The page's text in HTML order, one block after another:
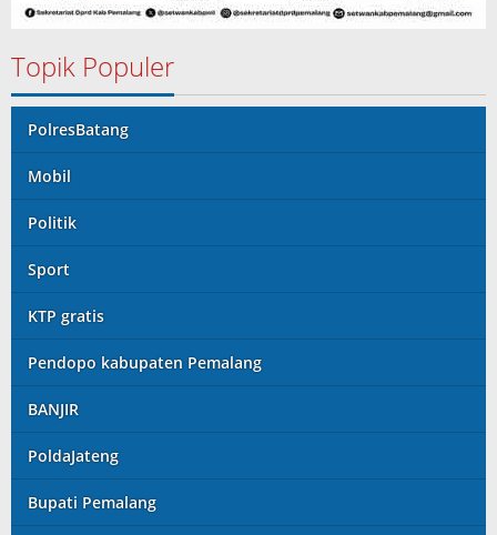
Topik Populer
PolresBatang
Mobil
Politik
Sport
KTP gratis
Pendopo kabupaten Pemalang
BANJIR
PoldaJateng
Bupati Pemalang